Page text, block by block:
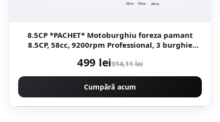
8.5CP *PACHET* Motoburghiu foreza pamant
8.5CP, 58cc, 9200rpm Professional, 3 burghie
CMP4350
499 lei914,11 lei
Cumpără acum